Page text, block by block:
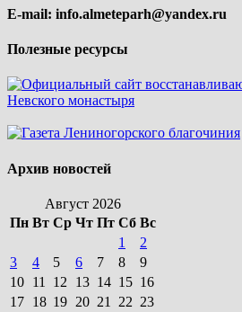
E-mail: info.almeteparh@yandex.ru
Полезные ресурсы
Архив новостей
Август 2026
Пн Вт Ср Чт Пт Сб Вс
1
2
3
4 5 6 7 8
9
10 11 12 13 14 15 16
17 18 19 20 21 22 23